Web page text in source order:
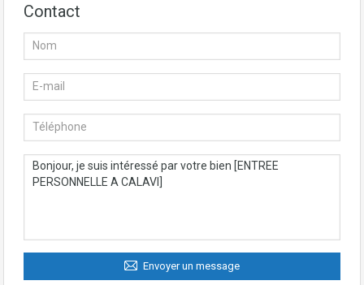
Contact
Envoyer un message